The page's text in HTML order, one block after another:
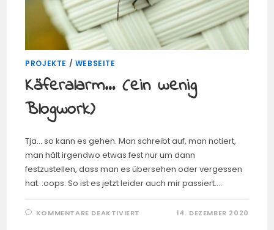
PROJEKTE / WEBSEITE
Käferalarm… (ein wenig
Blogwork)
Tja... so kann es gehen. Man schreibt auf, man notiert,
man hält irgendwo etwas fest nur um dann
festzustellen, dass man es übersehen oder vergessen
hat. :oops: So ist es jetzt leider auch mir passiert.…
KOMMENTARE DEAKTIVIERT 14. DEZEMBER 2020